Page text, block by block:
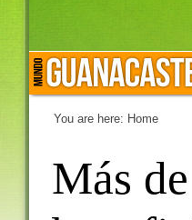
You are here: Home
Más